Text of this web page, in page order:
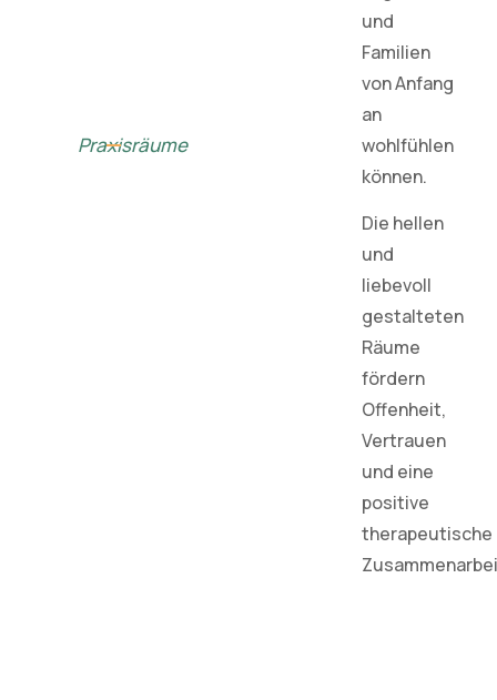
Praxisräume
und
Familien
von Anfang
an
wohlfühlen
können.
Die hellen
und
liebevoll
gestalteten
Räume
fördern
Offenheit,
Vertrauen
und eine
positive
therapeutische